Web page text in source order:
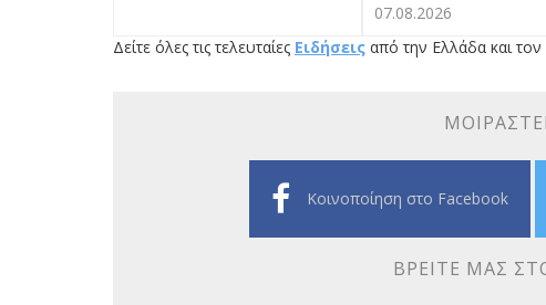
07.08.2026
Δείτε όλες τις τελευταίες Ειδήσεις από την Ελλάδα και
Κοινοποίηση στο Facebook
ΒΡΕΊΤΕ ΜΑΣ ΣΤΟ